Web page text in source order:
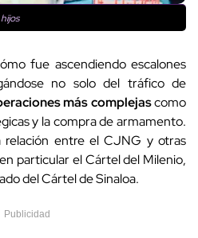
fue ascendiendo escalones
no solo del tráfico de
más complejascomo
y la compra de armamento.
relación entre el CJNG y otras
particular el Cártel del Milenio,
del Cártel de Sinaloa.
Publicidad